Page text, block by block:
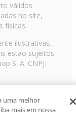
válidos
no site,
físicas.
ilustrativas.
estão sujeitos
S. A. CNPJ:
3003-3728 ©
RF
uma melhor
mais em nossa